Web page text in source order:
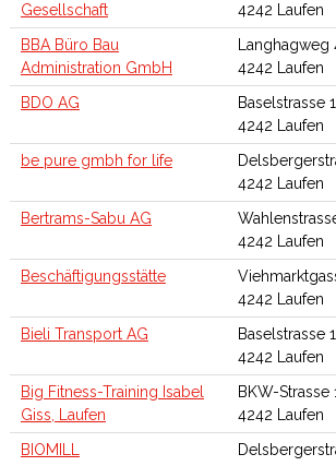
Gesellschaft
4242 Laufen
BBA Büro Bau
Administration GmbH
Langhagweg
4242 Laufen
BDO AG
Baselstrasse
4242 Laufen
be pure gmbh for life
4242 Laufen
Bertrams-Sabu AG
4242 Laufen
Beschäftigungsstätte
4242 Laufen
Bieli Transport AG
Baselstrasse
4242 Laufen
Big Fitness-Training Isabel
Giss, Laufen
BKW-Strasse
4242 Laufen
BIOMILL